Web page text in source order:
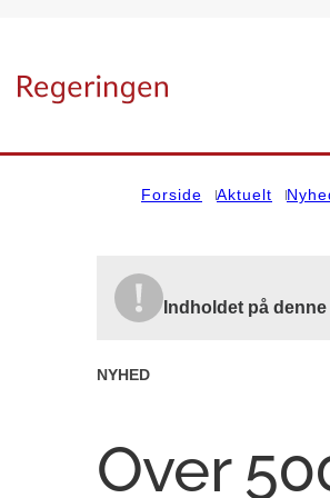
Forside Aktuelt
Indholdet på
NYHED
Over